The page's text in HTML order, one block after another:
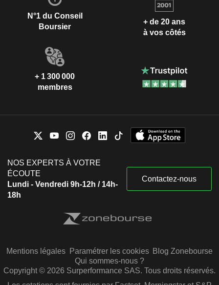
N°1 du Conseil
Boursier
+ de 20 ans
à vos côtés
+ 1 300 000
membres
NOS EXPERTS À VOTRE
ÉCOUTE
Lundi - Vendredi 9h-12h / 14h-
18h
Contactez-nous
Mentions légales Paramétrer les cookies Blog Zonebourse
Qui sommes-nous ?
Copyright © 2026 Surperformance SAS. Tous droits réservés.